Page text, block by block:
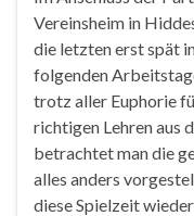
Vereinsheim in
die letzten erst spät
folgenden
trotz aller Euphorie
richtigen Lehren aus
betrachtet man die
alles anders
diese Spielzeit